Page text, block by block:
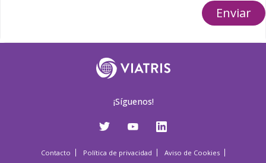
Enviar
¡Síguenos!
Contacto Política de privacidad
Aviso de Cookies